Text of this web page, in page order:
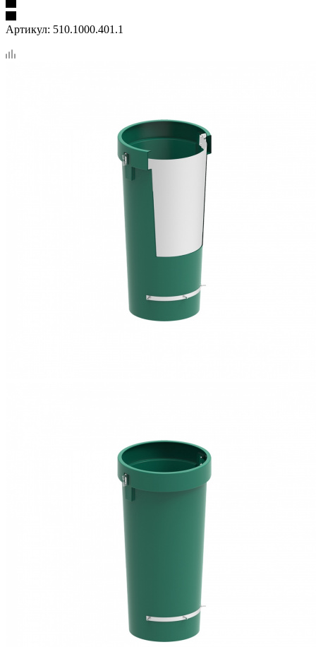
Артикул: 510.1000.401.1